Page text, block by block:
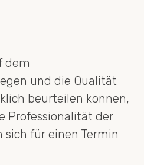
dem
und die Qualität
beurteilen können,
Professionalität der
für einen Termin